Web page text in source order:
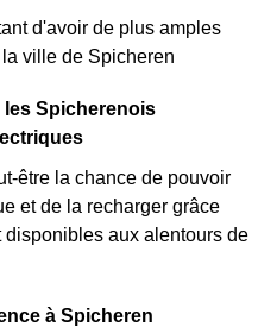
d'avoir de plus amples
ville de Spicheren
les Spicherenois
être la chance de pouvoir
et de la recharger grâce
aux alentours de
à Spicheren